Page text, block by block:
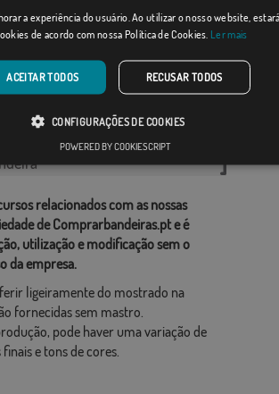
Oliveira do Hospital
relacionados com as nossas
de Comprarbandeiras.pt e é
utilização e modificação sem o
da empresa.
ligeiramente do mostrado na
fornecidas sem mastro.
pode haver uma variação de
e tons de cores.
a experiência do usuário. Ao utilizar o nosso website,
de acordo com nossa Política de Cookies. Ler mais
ACEITAR TODOS RECUSAR TODOS
CONFIGURAÇÕES DE COOKIES
POWERED BY COOKIESCRIPT